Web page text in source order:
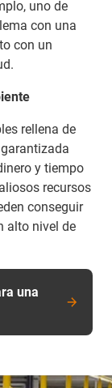
uno de
con una
con un
rellena de
y tiempo
recursos
conseguir
alto nivel de
una